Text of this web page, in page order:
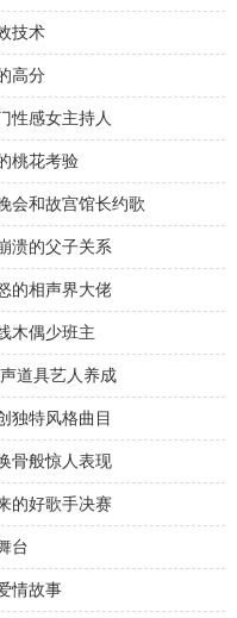
技术
高分
性感女主持人
桃花考验
会和故宫馆长约歌
溃的父子关系
的相声界大佬
木偶少班主
道具艺人养成
独特风格曲目
骨般惊人表现
的好歌手决赛
台
情故事